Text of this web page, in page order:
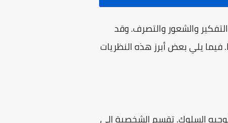
والشعور والتصرف. وقد
يلي بعض أبرز هذه النظريات
السلوك. تقسم الشخصية إلى